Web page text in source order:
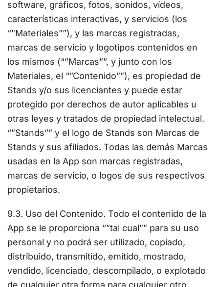
software, gráficos, fotos, sonidos, vídeos,
características interactivas, y servicios (los
“”Materiales””), y las marcas registradas,
marcas de servicio y logotipos contenidos en
los mismos (“”Marcas””, y junto con los
Materiales, el “”Contenido””), es propiedad de
Stands y/o sus licenciantes y puede estar
protegido por derechos de autor aplicables u
otras leyes y tratados de propiedad intelectual.
“”Stands”” y el logo de Stands son Marcas de
Stands y sus afiliados. Todas las demás Marcas
usadas en la App son marcas registradas,
marcas de servicio, o logos de sus respectivos
propietarios.
9.3. Uso del Contenido. Todo el contenido de la
App se le proporciona “”tal cual”” para su uso
personal y no podrá ser utilizado, copiado,
distribuido, transmitido, emitido, mostrado,
vendido, licenciado, descompilado, o explotado
de cualquier otra forma para cualquier otro